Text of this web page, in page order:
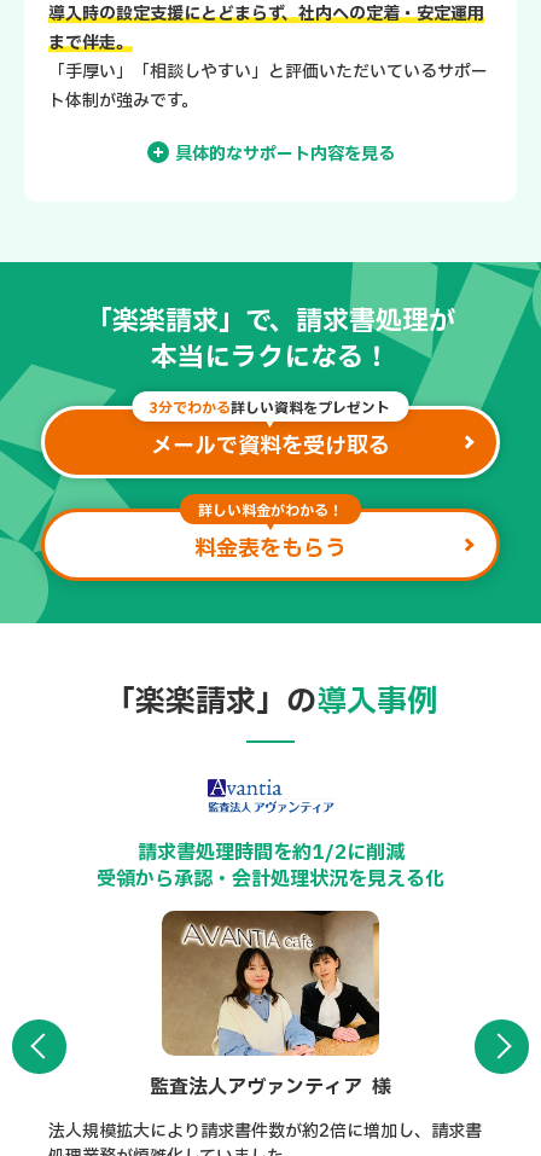
導入時の設定支援にとどまらず、社内への定着・安定運用
まで伴走。
「手厚い」「相談しやすい」と評価いただいているサポー
ト体制が強みです。
トもご用意。
具体的なサポート内容を見る
「楽楽請求」で、請求書処理が
本当にラクになる！
3分でわかる詳しい資料をプレゼント
メールで資料を受け取る
詳しい料金がわかる！
料金表をもらう
「楽楽請求」の導入事例
月150件超の請求書処理を、
手入力ゼロで効率化
属人化を解消し、現行業務を変えずに導入
宮崎株式会社 様